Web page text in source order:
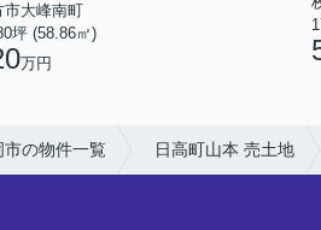
市大峰南町
坪 (58.86㎡)
万円
市の物件一覧 日高町山本 売土地